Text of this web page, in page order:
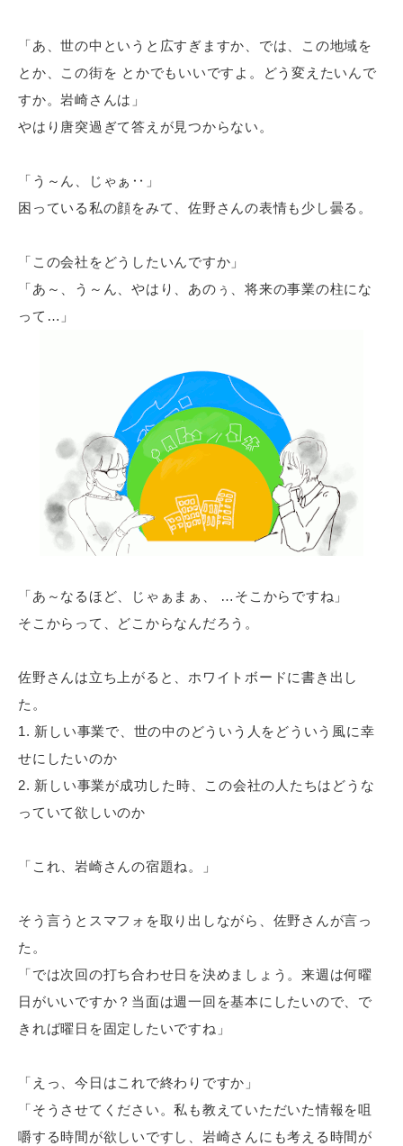
「あ、世の中というと広すぎますか、では、この地域を
とか、この街を とかでもいいですよ。どう変えたいんで
すか。岩崎さんは」
やはり唐突過ぎて答えが見つからない。
「う～ん、じゃぁ‥」
困っている私の顔をみて、佐野さんの表情も少し曇る。
「この会社をどうしたいんですか」
「あ～、う～ん、やはり、あのぅ、将来の事業の柱にな
って…」
「あ～なるほど、じゃぁまぁ、 …そこからですね」
そこからって、どこからなんだろう。
佐野さんは立ち上がると、ホワイトボードに書き出し
た。
新しい事業で、世の中のどういう人をどういう風に幸
せにしたいのか
新しい事業が成功した時、この会社の人たちはどうな
っていて欲しいのか
「これ、岩崎さんの宿題ね。」
そう言うとスマフォを取り出しながら、佐野さんが言っ
た。
「では次回の打ち合わせ日を決めましょう。来週は何曜
日がいいですか？当面は週一回を基本にしたいので、で
きれば曜日を固定したいですね」
「えっ、今日はこれで終わりですか」
「そうさせてください。私も教えていただいた情報を咀
嚼する時間が欲しいですし、岩崎さんにも考える時間が